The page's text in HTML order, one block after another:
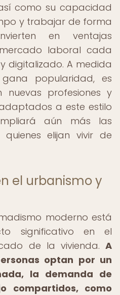
como su capacidad
y trabajar de forma
en ventajas
laboral cada
digitalizado. A medida
popularidad, es
nuevas profesiones y
a este estilo
aún más las
elijan vivir de
el urbanismo y
moderno está
significativo en el
de la vivienda. A
optan por un
la demanda de
compartidos, como